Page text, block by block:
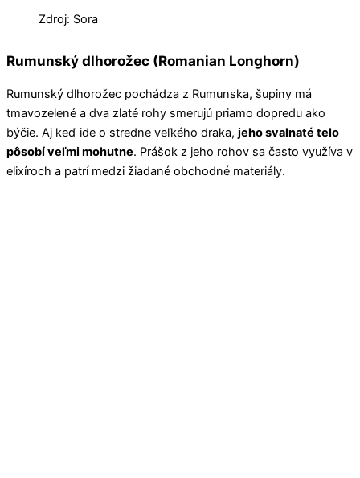
Zdroj: Sora
Rumunský dlhorožec (Romanian Longhorn)
Rumunský dlhorožec pochádza z Rumunska, šupiny má
tmavozelené a dva zlaté rohy smerujú priamo dopredu ako
býčie. Aj keď ide o stredne veľkého draka, jeho svalnaté telo
pôsobí veľmi mohutne. Prášok z jeho rohov sa často využíva v
elixíroch a patrí medzi žiadané obchodné materiály.